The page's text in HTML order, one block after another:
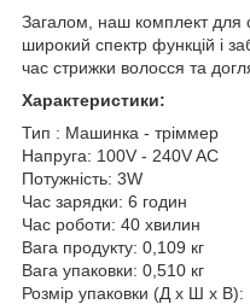
Загалом, наш комплект для
широкий спектр функцій і
час стрижки волосся та
Характеристики:
Тип : Машинка - тріммер
Напруга: 100V - 240V AC
Потужність: 3W
Час зарядки: 6 годин
Час роботи: 40 хвилин
Вага продукту: 0,109 кг
Вага упаковки: 0,510 кг
Розмір упаковки (Д х Ш х